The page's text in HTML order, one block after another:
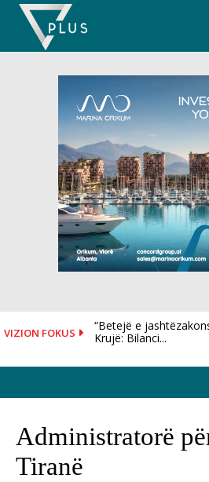
Skip
content
VIZION FOKUS
“Betejë e
Krujë: Bilanci...
Administratorë
Tiranë